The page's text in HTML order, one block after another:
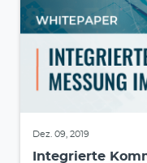
Dez. 09, 2019
Integrierte